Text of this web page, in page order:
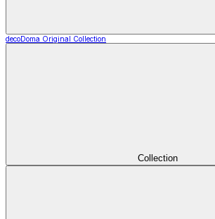
decoDoma Original Collection
Collection